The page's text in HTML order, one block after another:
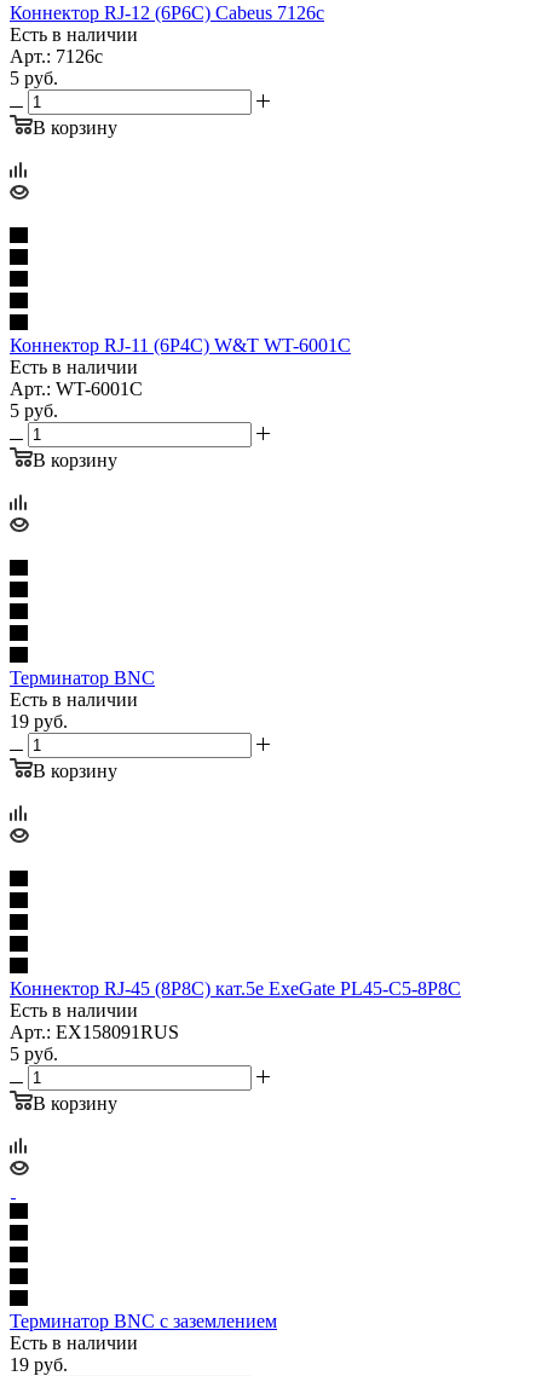
Коннектор RJ-12 (6P6C) Cabeus 7126c
Есть в наличии
Арт.: 7126c
5 руб.
В корзину
Коннектор RJ-11 (6P4C) W&T WT-6001C
Есть в наличии
Арт.: WT-6001С
5 руб.
В корзину
Терминатор BNC
Есть в наличии
19 руб.
В корзину
Коннектор RJ-45 (8P8C) кат.5е ExeGate PL45-C5-8P8C
Есть в наличии
Арт.: EX158091RUS
5 руб.
В корзину
Терминатор BNC с заземлением
Есть в наличии
19 руб.